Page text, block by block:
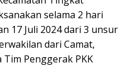
selama 2 hari
17 Juli 2024 dari 3 unsur
dari Camat,
Tim Penggerak PKK